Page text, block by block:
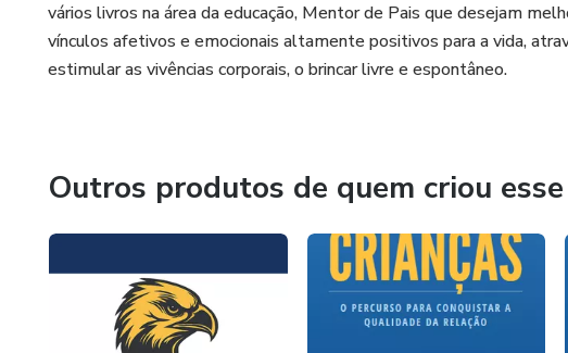
vários livros na área da educação, Mentor de Pais que desejam
vínculos afetivos e emocionais altamente positivos para a vida,
estimular as vivências corporais, o brincar livre e espontâneo.
Outros produtos de quem criou